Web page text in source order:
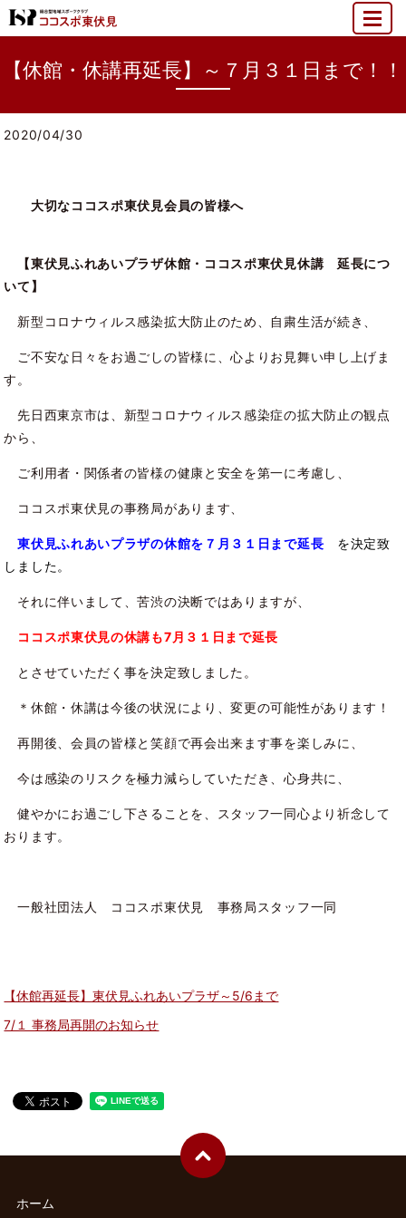
【休館・休講再延長】～７月３１日まで！！
2020/04/30
大切なココスポ東伏見会員の皆様へ
【東伏見ふれあいプラザ休館・ココスポ東伏見休講 延長につ
いて】
新型コロナウィルス感染拡大防止のため、自粛生活が続き、
ご不安な日々をお過ごしの皆様に、心よりお見舞い申し上げま
す。
先日西東京市は、新型コロナウィルス感染症の拡大防止の観点
から、
ご利用者・関係者の皆様の健康と安全を第一に考慮し、
ココスポ東伏見の事務局があります、
東伏見ふれあいプラザの休館を７月３１日まで延長 を決定致
しました。
それに伴いまして、苦渋の決断ではありますが、
ココスポ東伏見の休講も7月３１日まで延長
とさせていただく事を決定致しました。
＊休館・休講は今後の状況により、変更の可能性があります！
再開後、会員の皆様と笑顔で再会出来ます事を楽しみに、
今は感染のリスクを極力減らしていただき、心身共に、
健やかにお過ごし下さることを、スタッフ一同心より祈念して
おります。
一般社団法人 ココスポ東伏見 事務局スタッフ一同
【休館再延長】東伏見ふれあいプラザ～5/6まで
7/１ 事務局再開のお知らせ
ホーム